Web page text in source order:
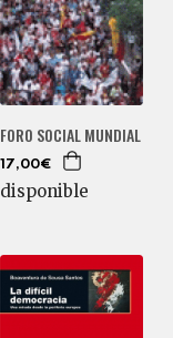
FORO SOCIAL MUNDIAL
17,00€
disponible